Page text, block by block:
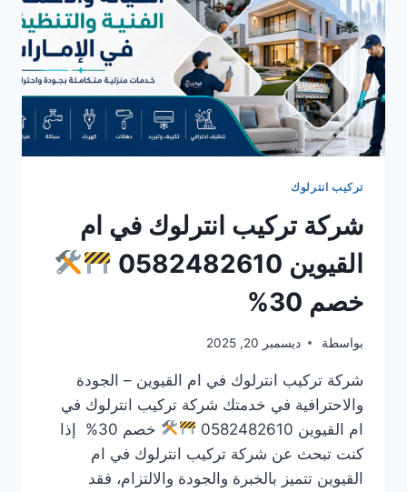
خصم
30%
تركيب انترلوك
شركة تركيب انترلوك في ام
القيوين 0582482610
خصم 30%
بواسطة ديسمبر 20, 2025
شركة تركيب انترلوك في ام القيوين – الجودة
والاحترافية في خدمتك شركة تركيب انترلوك في
ام القيوين 0582482610
خصم 30% إذا
كنت تبحث عن شركة تركيب انترلوك في ام
القيوين تتميز بالخبرة والجودة والالتزام، فقد